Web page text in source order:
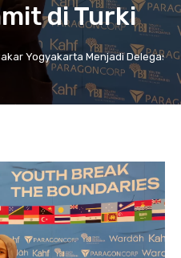
di Turki
Yogyakarta Menjadi